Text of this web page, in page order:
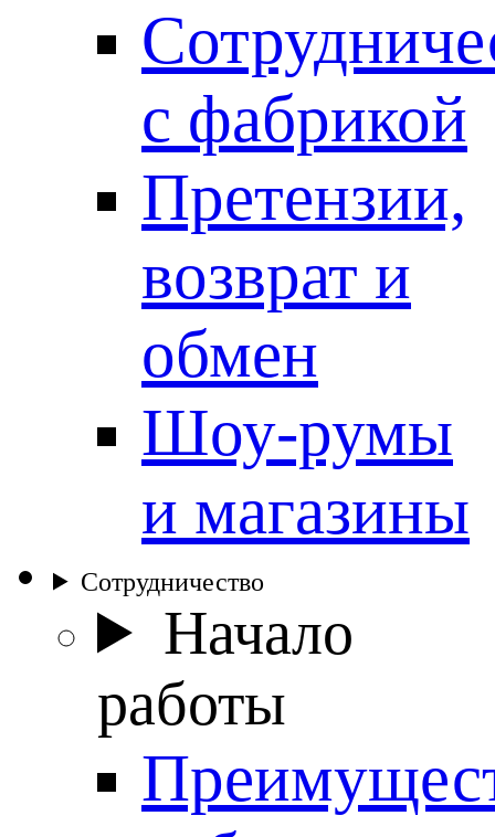
с фабрикой
Претензии,
возврат и
обмен
Шоу-румы
и магазины
Сотрудничество
Начало
работы